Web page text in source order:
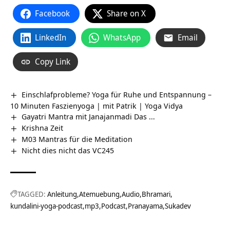
Facebook Share on X
LinkedIn WhatsApp Email
Copy Link
Einschlafprobleme? Yoga für Ruhe und Entspannung –
10 Minuten Faszienyoga | mit Patrik | Yoga Vidya
Gayatri Mantra mit Janajanmadi Das …
Krishna Zeit
M03 Mantras für die Meditation
Nicht dies nicht das VC245
TAGGED: Anleitung Atemuebung Audio Bhramari
kundalini-yoga-podcast mp3 Podcast Pranayama Sukadev